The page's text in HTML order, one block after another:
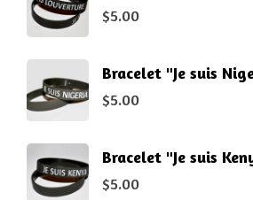
$5.00
Bracelet "Je suis
$5.00
Bracelet "Je suis
$5.00